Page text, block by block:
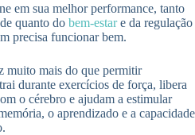
em sua melhor performance, tanto
quanto do bem-estare da regulação
precisa funcionar bem.
muito mais do que permitir
durante exercícios de força, libera
o cérebro e ajudam a estimular
o aprendizado e a capacidade